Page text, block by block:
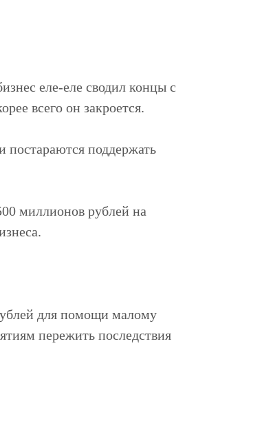
еле-еле сводил концы с
всего он закроется.
постараются поддержать
миллионов рублей на
для помощи малому
пережить последствия